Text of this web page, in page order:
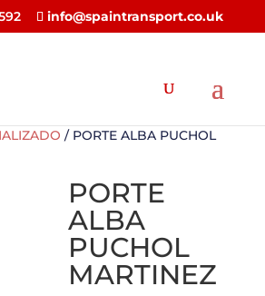
info@spaintransport.co.uk
/ PORTE ALBA PUCHOL
PORTE
ALBA
PUCHOL
MARTINEZ